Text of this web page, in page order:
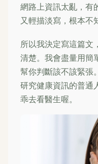
網路上資訊太亂，有
又輕描淡寫，根本不
所以我決定寫這篇文
清楚。我會盡量用簡
幫你判斷該不該緊張
研究健康資訊的普通
乖去看醫生喔。